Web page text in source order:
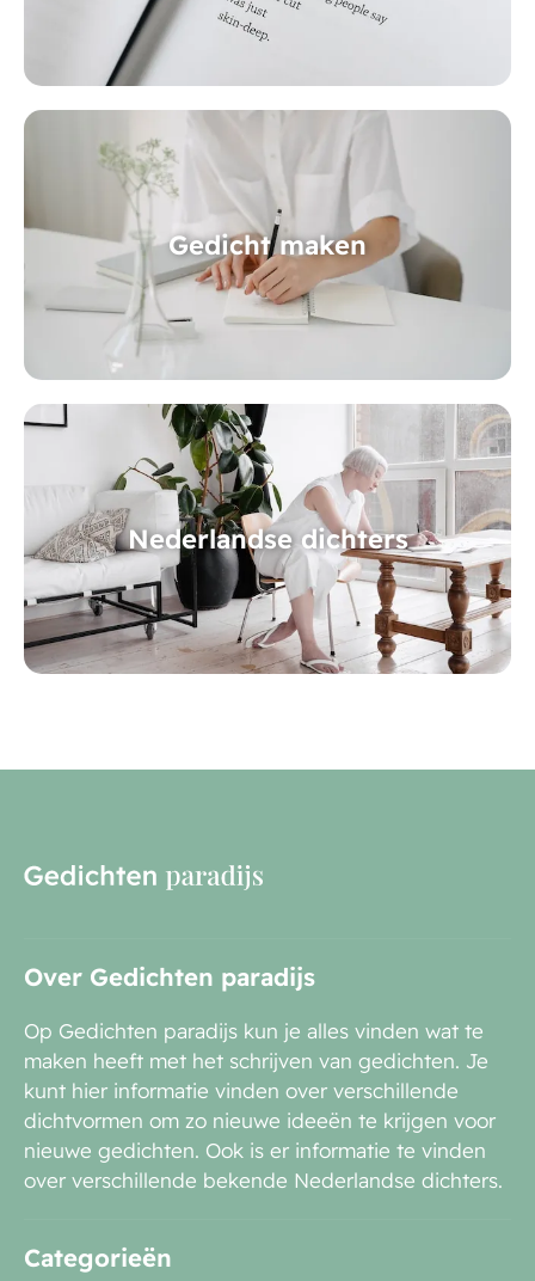
Gedicht maken
Nederlandse dichters
Over Gedichten paradijs
Op Gedichten paradijs kun je alles vinden wat te
maken heeft met het schrijven van gedichten. Je
kunt hier informatie vinden over verschillende
dichtvormen om zo nieuwe ideeën te krijgen voor
nieuwe gedichten. Ook is er informatie te vinden
over verschillende bekende Nederlandse dichters.
Categorieën